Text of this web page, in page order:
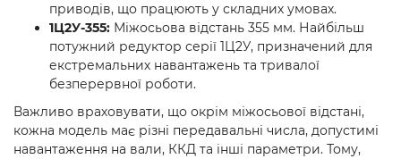
приводів, що працюють у складних умовах.
1Ц2У-355: Міжосьова відстань 355 мм. Найбільш
потужний редуктор серії 1Ц2У, призначений для
екстремальних навантажень та тривалої
безперервної роботи.
Важливо враховувати, що окрім міжосьової відстані,
кожна модель має різні передавальні числа, допустимі
навантаження на вали, ККД та інші параметри. Тому,